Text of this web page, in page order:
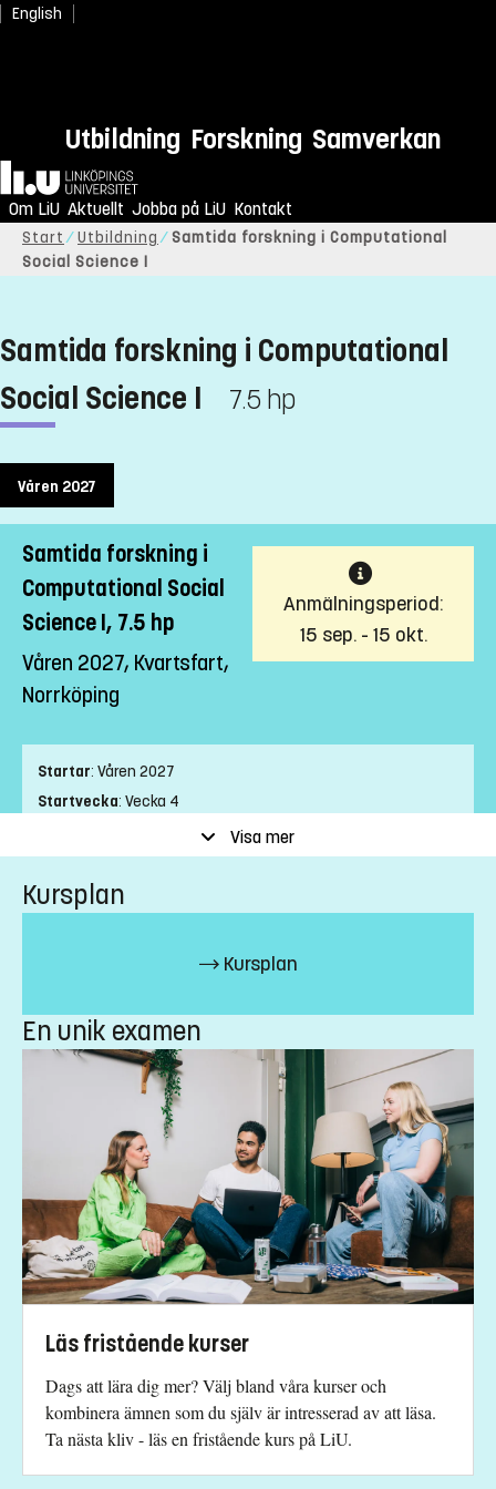
English
Utbildning Forskning Samverkan
Hem
Om LiU Aktuellt Jobba på LiU Kontakt
Start Utbildning
Samtida forskning i Computational
Social Science I
Samtida forskning i Computational
Social Science I
7.5 hp
Våren 2027
Samtida forskning i
Computational Social
Science I, 7.5 hp
Våren 2027, Kvartsfart,
Norrköping
Anmälningsperiod:
15 sep. - 15 okt.
Startar: Våren 2027
Startvecka: Vecka 4
Ort:Norrköping
Studietakt:Kvartsfart
Undervisningsspråk:Engelska
Anmälningskod:LIU-45009
Antal platser:2
Särskilda förkunskapskrav
180 hp godkända varav 90 hp inom något av områdena
humaniora, samhällskunskap, kulturvetenskap,
beteendevetenskap, naturvetenskap, datorvetenskap eller
ingenjörsvetenskap.
15 hp godkända inom ett eller flera av följande ämnen:
Matematik
​Datavetenskap.
Engelska 6 eller Engelska nivå 2.
Undantag ges för svenska
Urval
Visa mer
Kursplan
Kursplan
En unik examen
Läs fristående kurser
Dags att lära dig mer? Välj bland våra kurser och
kombinera ämnen som du själv är intresserad av att läsa.
Ta nästa kliv - läs en fristående kurs på LiU.